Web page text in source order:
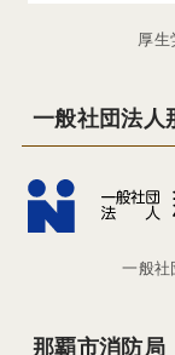
厚生
一般社団法人
一般社
那覇市消防局